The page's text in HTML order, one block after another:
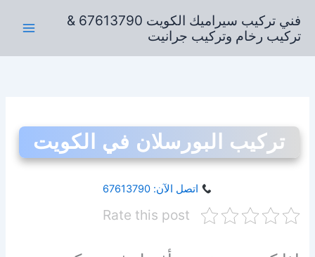
المحتوى
فني تركيب سيراميك الكويت 67613790 &
تركيب رخام وتركيب جرانيت
تركيب البورسلان في الكويت
اتصل الآن: 67613790
Rate this post